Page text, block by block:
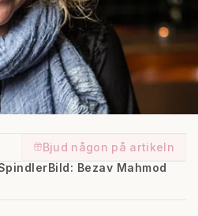
Bjud någon på artikeln
Bild: Bezav Mahmod